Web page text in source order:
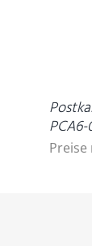
PCA6-
Preise